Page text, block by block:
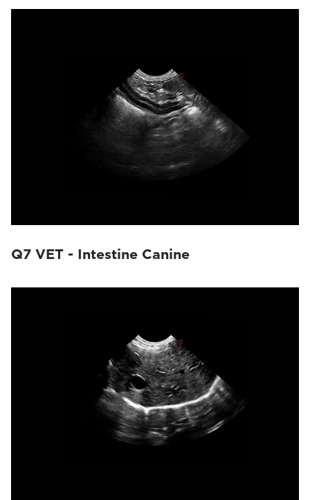
Q7 VET - Intestine Canine